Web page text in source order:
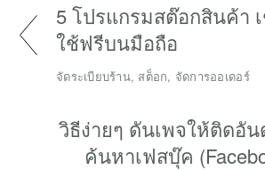
5 โปรแกรมสต๊อกสินค้า
ใช้ฟรีบนมือถือ
จัดระเบียบร้าน, สต็อก, จัดการออเดอร์
วิธีง่ายๆ ดันเพจให้ติดอั
ค้นหาเฟสบุ๊ค